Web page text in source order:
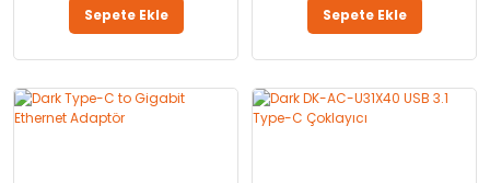
Sepete Ekle Sepete Ekle